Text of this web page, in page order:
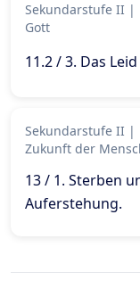
Sekundarstufe II |
Gott
11.2 / 3. Das
Sekundarstufe II |
Zukunft der
13 / 1. Sterben
Auferstehung.